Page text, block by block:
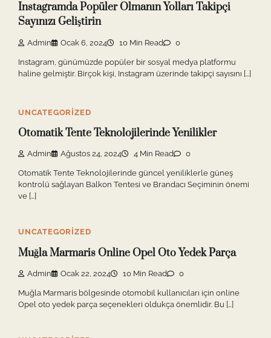
Instagramda Popüler Olmanın Yolları Takipçi
Sayınızı Geliştirin
Admin Ocak 6, 2024 10 Min Read 0
Instagram, günümüzde popüler bir sosyal medya platformu
haline gelmiştir. Birçok kişi, Instagram üzerinde takipçi sayısını […]
UNCATEGORIZED
Otomatik Tente Teknolojilerinde Yenilikler
Admin Ağustos 24, 2024 4 Min Read 0
Otomatik Tente Teknolojilerinde güncel yeniliklerle güneş
kontrolü sağlayan Balkon Tentesi ve Brandacı Seçiminin önemi
ve […]
UNCATEGORIZED
Muğla Marmaris Online Opel Oto Yedek Parça
Admin Ocak 22, 2024 10 Min Read 0
Muğla Marmaris bölgesinde otomobil kullanıcıları için online
Opel oto yedek parça seçenekleri oldukça önemlidir. Bu […]